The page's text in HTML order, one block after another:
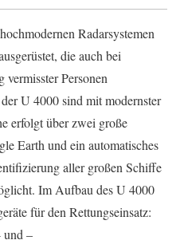
Radarsystemen
die auch bei
Personen
U 4000 sind mit modernster
erfolgt über zwei große
Earth und ein automatisches
aller großen Schiffe
Im Aufbau des U 4000
für den Rettungseinsatz:
und –